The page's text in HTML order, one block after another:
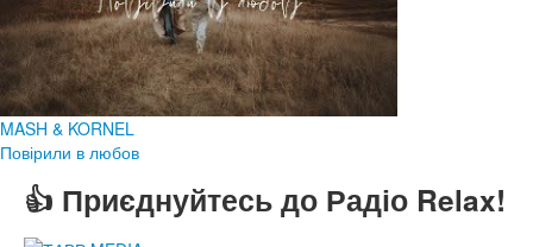
MASH & KORNEL
Повірили в любов
👍 Приєднуйтесь до Радіо Relax!